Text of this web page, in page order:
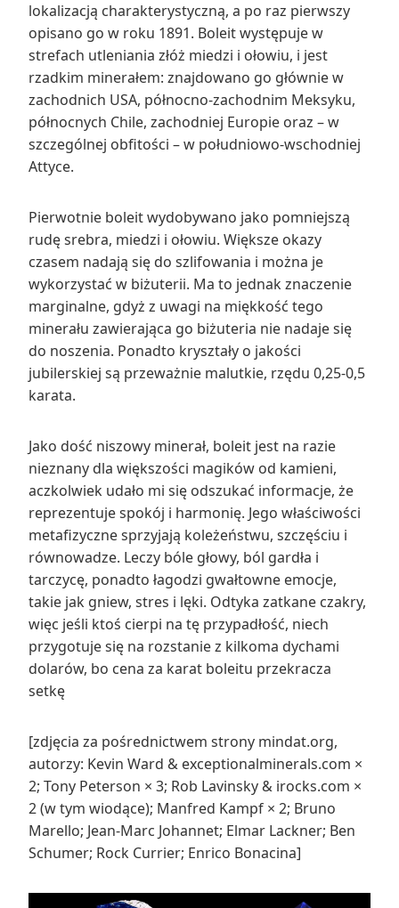
lokalizacją charakterystyczną, a po raz pierwszy
opisano go w roku 1891. Boleit występuje w
strefach utleniania złóż miedzi i ołowiu, i jest
rzadkim minerałem: znajdowano go głównie w
zachodnich USA, północno-zachodnim Meksyku,
północnych Chile, zachodniej Europie oraz – w
szczególnej obfitości – w południowo-wschodniej
Attyce.
Pierwotnie boleit wydobywano jako pomniejszą
rudę srebra, miedzi i ołowiu. Większe okazy
czasem nadają się do szlifowania i można je
wykorzystać w biżuterii. Ma to jednak znaczenie
marginalne, gdyż z uwagi na miękkość tego
minerału zawierająca go biżuteria nie nadaje się
do noszenia. Ponadto kryształy o jakości
jubilerskiej są przeważnie malutkie, rzędu 0,25-0,5
karata.
Jako dość niszowy minerał, boleit jest na razie
nieznany dla większości magików od kamieni,
aczkolwiek udało mi się odszukać informacje, że
reprezentuje spokój i harmonię. Jego właściwości
metafizyczne sprzyjają koleżeństwu, szczęściu i
równowadze. Leczy bóle głowy, ból gardła i
tarczycę, ponadto łagodzi gwałtowne emocje,
takie jak gniew, stres i lęki. Odtyka zatkane czakry,
więc jeśli ktoś cierpi na tę przypadłość, niech
przygotuje się na rozstanie z kilkoma dychami
dolarów, bo cena za karat boleitu przekracza
setkę
[zdjęcia za pośrednictwem strony mindat.org,
autorzy: Kevin Ward & exceptionalminerals.com ×
2; Tony Peterson × 3; Rob Lavinsky & irocks.com ×
2 (w tym wiodące); Manfred Kampf × 2; Bruno
Marello; Jean-Marc Johannet; Elmar Lackner; Ben
Schumer; Rock Currier; Enrico Bonacina]